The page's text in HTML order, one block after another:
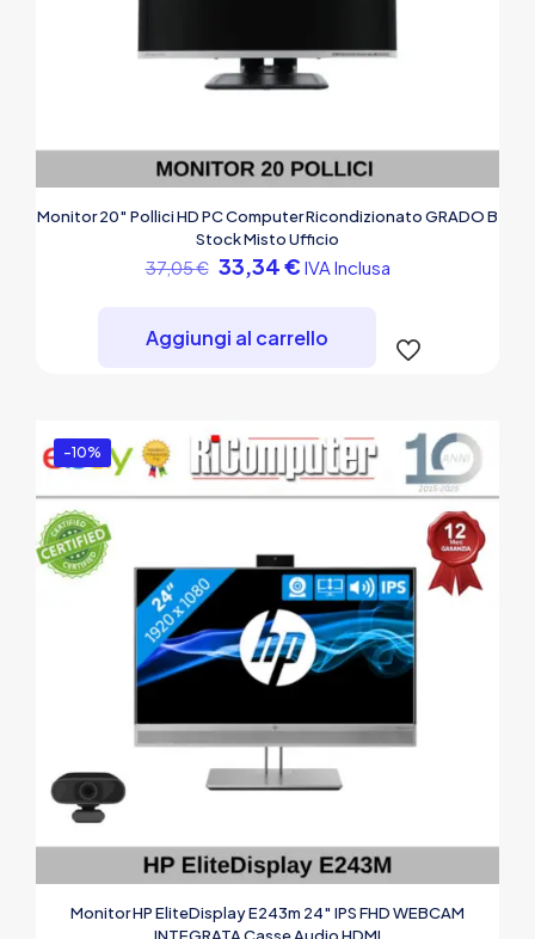
Monitor 20″ Pollici HD PC Computer Ricondizionato GRADO B
Stock Misto Ufficio
37,05€ Il
prezzo
era:
37,05 €.
33,34€Il
è:
IVA Inclusa
Aggiungi al carrello
-10%
Monitor HP EliteDisplay E243m 24″ IPS FHD WEBCAM